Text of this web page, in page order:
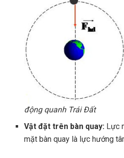
động quanh Trái Đất
Vật đặt trên bàn quay: Lực
mặt bàn quay là lực hướng